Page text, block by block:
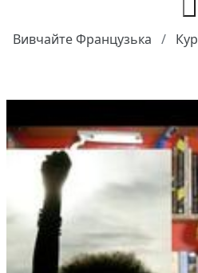
Вивчайте Французька